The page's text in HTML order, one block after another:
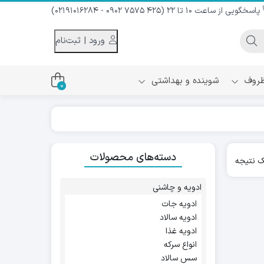
پاسخگویی از ساعت 10 تا 22 (425 7575 0902 - 02191016284)
سرد
شوینده و بهداشتی 0
نتیجه دسته‌های محصولات
ادویه و چاشنی
ادویه جات
ادویه سالاد
ادویه غذا
انواع سرکه
سس سالاد